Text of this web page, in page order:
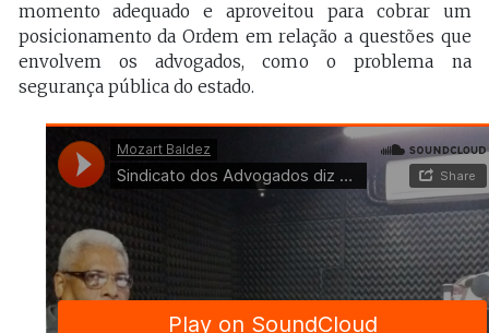
momento adequado e aproveitou para cobrar um
posicionamento da Ordem em relação a questões que
envolvem os advogados, como o problema na
segurança pública do estado.